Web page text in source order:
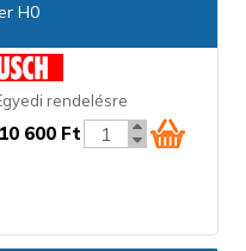
H0
rendelésre
10 600 Ft